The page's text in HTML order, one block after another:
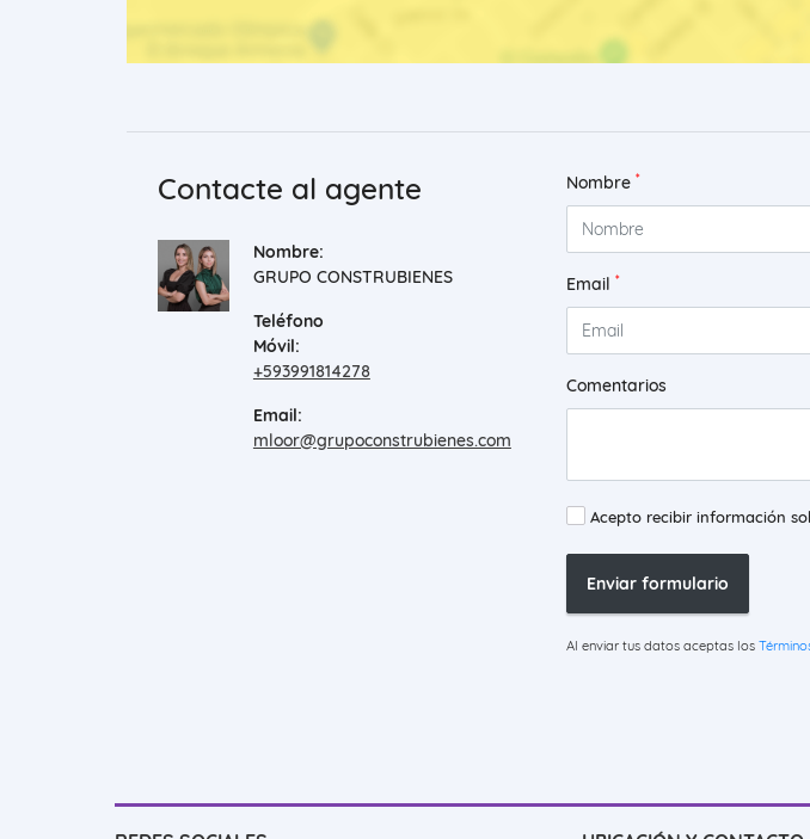
Contacte al agente
Nombre:
GRUPO CONSTRUBIENES
Teléfono
Móvil:
+593991814278
Email:
mloor@grupoconstrubienes.com
Nombre *
Email *
Comentarios
Acepto recibir información
Enviar formulario
Al enviar tus datos aceptas los